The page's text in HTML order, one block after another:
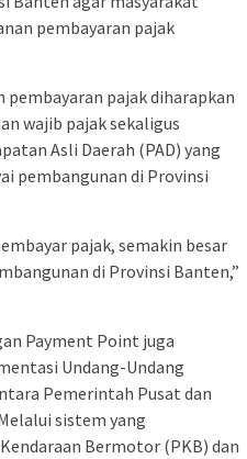
pembayaran pajak
pembayaran pajak diharapkan
wajib pajak sekaligus
Asli Daerah (PAD) yang
pembangunan di Provinsi
pajak, semakin besar
di Provinsi Banten,”
Payment Point juga
Undang-Undang
Pemerintah Pusat dan
sistem yang
Bermotor (PKB) dan